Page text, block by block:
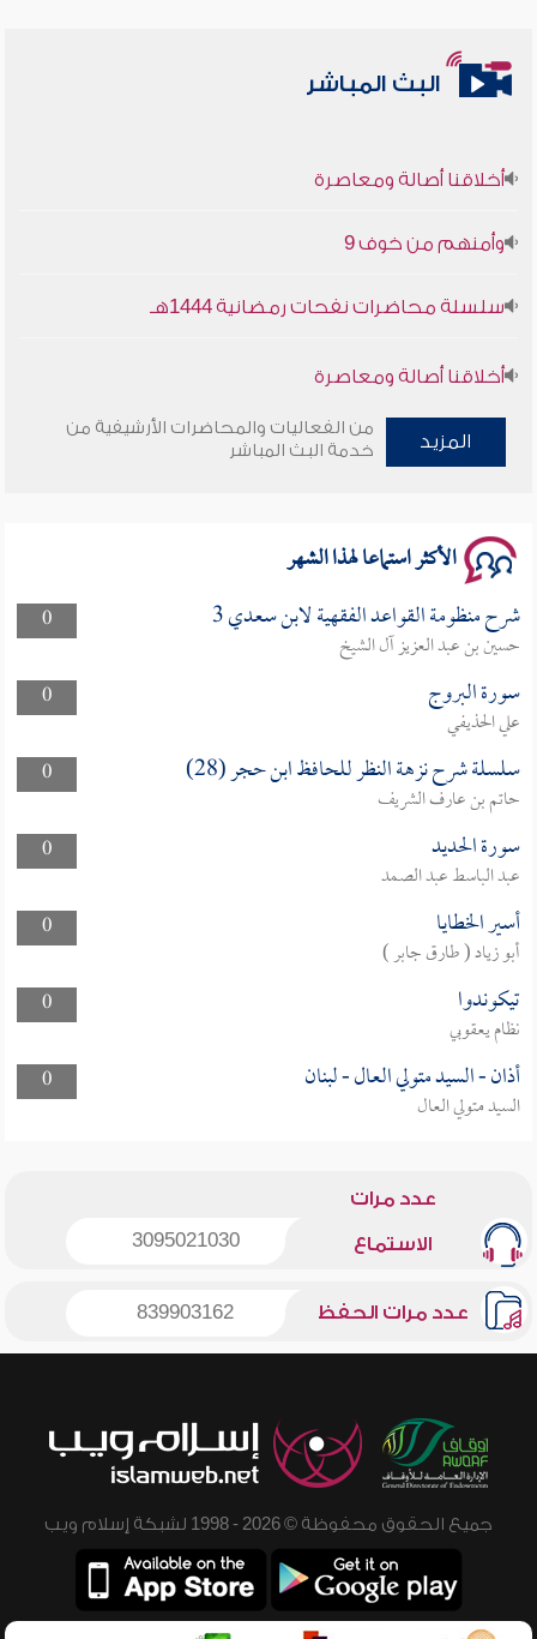
البث المباشر
أخلاقنا أصالة ومعاصرة
وأمنهم من خوف 9
سلسلة محاضرات نفحات رمضانية 1444هـ
أخلاقنا أصالة ومعاصرة
وأمنهم من خوف 9
المزيد
من الفعاليات والمحاضرات الأرشيفية من
خدمة البث المباشر
الأكثر استماعا لهذا الشهر
0 شرح منظومة القواعد الفقهية لابن سعدي 3
حسين بن عبد العزيز آل الشيخ
0
سورة البروج
علي الحذيفي
0
سلسلة شرح نزهة النظر للحافظ ابن حجر (28)
حاتم بن عارف الشريف
0
سورة الحديد
عبد الباسط عبد الصمد
0
أسير الخطايا
أبو زياد ( طارق جابر )
0
تيكوندوا
نظام يعقوبي
0
أذان - السيد متولي العال - لبنان
السيد متولي العال
عدد مرات
الاستماع 3095021030
عدد مرات الحفظ 839903162
جميع الحقوق محفوظة © 2026 - 1998 لشبكة إسلام ويب